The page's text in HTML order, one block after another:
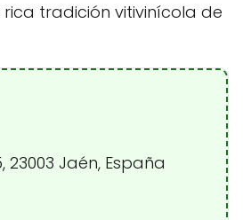
tradición vitivinícola de
23003 Jaén, España